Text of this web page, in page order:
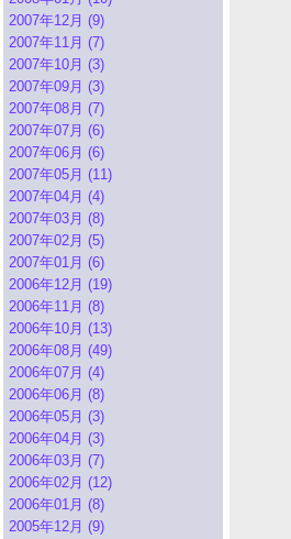
2007年12月 (9)
2007年11月 (7)
2007年10月 (3)
2007年09月 (3)
2007年08月 (7)
2007年07月 (6)
2007年06月 (6)
2007年05月 (11)
2007年04月 (4)
2007年03月 (8)
2007年02月 (5)
2007年01月 (6)
2006年12月 (19)
2006年11月 (8)
2006年10月 (13)
2006年08月 (49)
2006年07月 (4)
2006年06月 (8)
2006年05月 (3)
2006年04月 (3)
2006年03月 (7)
2006年02月 (12)
2006年01月 (8)
2005年12月 (9)